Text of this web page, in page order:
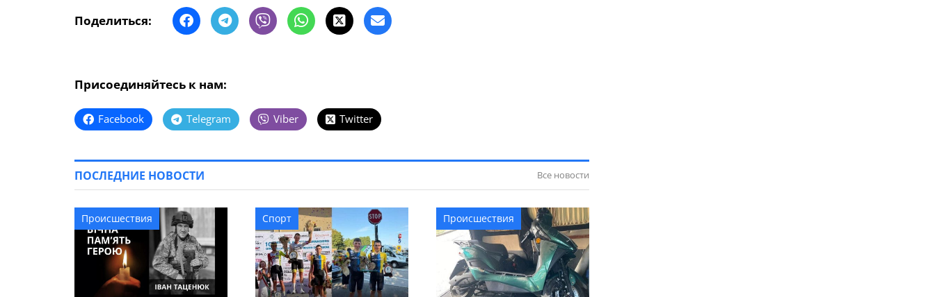
Поделиться:
Присоединяйтесь к нам:
Facebook Telegram Viber Twitter
ПОСЛЕДНИЕ НОВОСТИ Все новости
Происшествия Спорт Происшествия